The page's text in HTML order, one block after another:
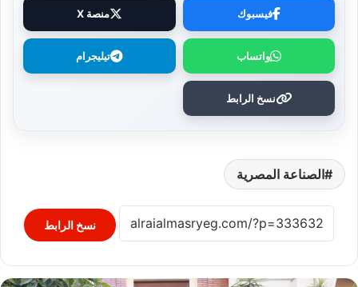
فيسبوك منصة X
واتساب تيليجرام
نسخ الرابط
الصناعة المصرية
نسخ الرابط